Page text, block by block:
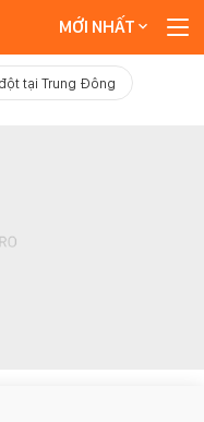
MỚI NHẤT
tại Trung Đông